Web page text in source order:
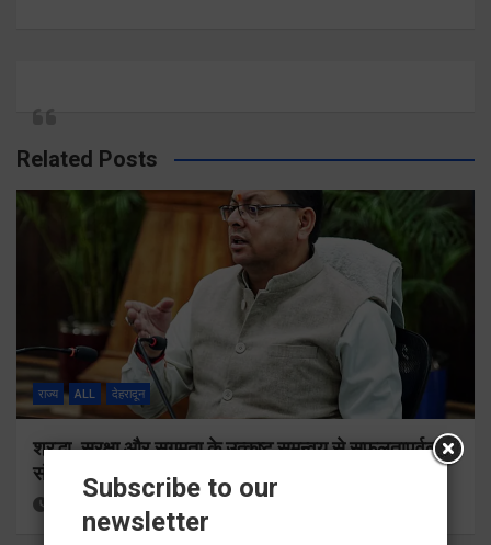
Related Posts
राज्य ALL देहरादून
श्रद्धा, सुरक्षा और सुगमता के उत्कृष्ट समन्वय से सफलतापूर्वक
संचालित हो रही कांवड़ यात्रा
Subscribe to our
newsletter